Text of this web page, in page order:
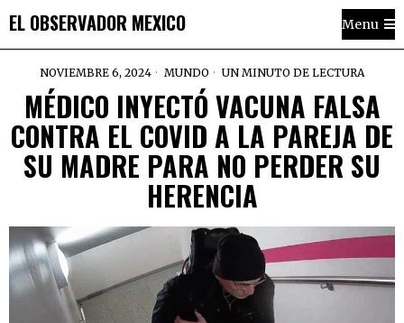
EL OBSERVADOR MEXICO Menu
NOVIEMBRE 6, 2024 MUNDO UN MINUTO DE LECTURA
MÉDICO INYECTÓ VACUNA FALSA
CONTRA EL COVID A LA PAREJA DE
SU MADRE PARA NO PERDER SU
HERENCIA